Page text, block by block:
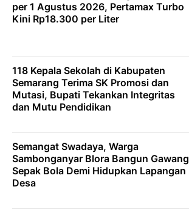
per 1 Agustus 2026, Pertamax Turbo
Kini Rp18.300 per Liter
118 Kepala Sekolah di Kabupaten
Semarang Terima SK Promosi dan
Mutasi, Bupati Tekankan Integritas
dan Mutu Pendidikan
Semangat Swadaya, Warga
Sambonganyar Blora Bangun Gawang
Sepak Bola Demi Hidupkan Lapangan
Desa